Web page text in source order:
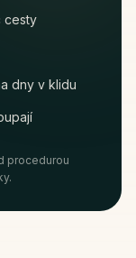
cesty
dny v klidu
procedurou